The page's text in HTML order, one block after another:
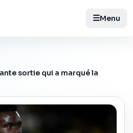
☰Menu
sortie qui a marqué la